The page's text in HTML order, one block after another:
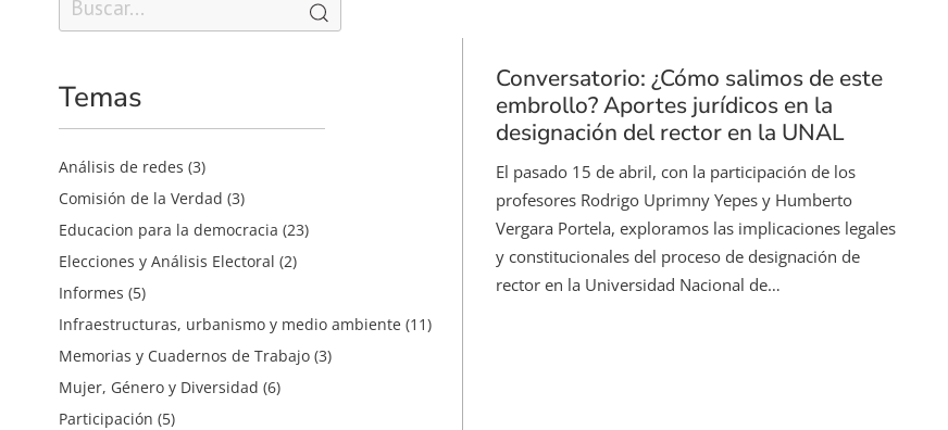
Temas
Análisis de redes (3)
Comisión de la Verdad (3)
Educacion para la democracia (23)
Elecciones y Análisis Electoral (2)
Informes (5)
Infraestructuras, urbanismo y medio ambiente(11)
Memorias y Cuadernos de Trabajo(3)
Mujer, Género y Diversidad (6)
Participación (5)
Conversatorio: ¿Cómo salimos de este
embrollo? Aportes jurídicos en la
designación del rector en la UNAL
El pasado 15 de abril, con la participación de los
profesores Rodrigo Uprimny Yepes y Humberto
Vergara Portela, exploramos las implicaciones legales
y constitucionales del proceso de designación de
rector en la Universidad Nacional de…